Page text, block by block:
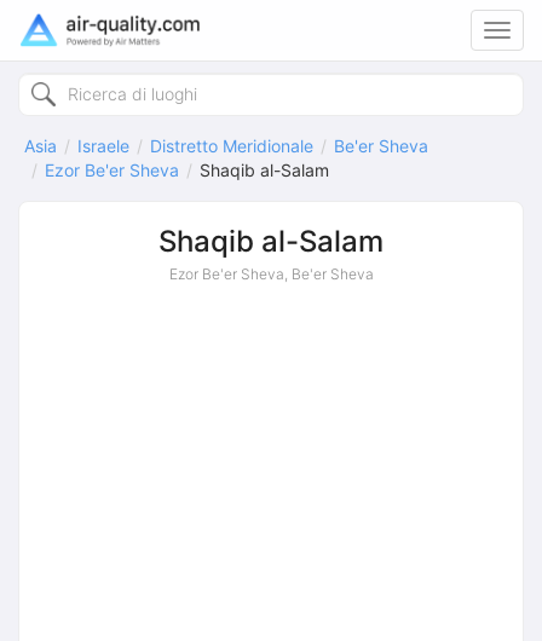
Asia Israele Distretto Meridionale
Be'er Sheva
Ezor Be'er Sheva
Shaqib al-Salam
Shaqib al-Salam
Ezor Be'er Sheva, Be'er Sheva